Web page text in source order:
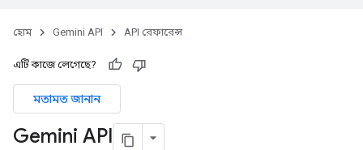
হোম Gemini API API রেফারেন্স
এটি কাজে লেগেছে?
মতামত জানান
Gemini API